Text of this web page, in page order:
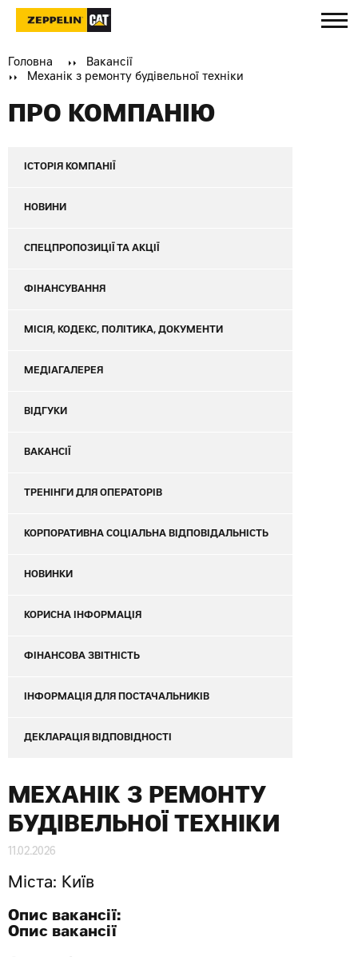
Головна
Вакансії
Механік з ремонту будівельної техніки
ПРО КОМПАНІЮ
ІСТОРІЯ КОМПАНІЇ
НОВИНИ
СПЕЦПРОПОЗИЦІЇ ТА АКЦІЇ
ФІНАНСУВАННЯ
МІСІЯ, КОДЕКС, ПОЛІТИКА, ДОКУМЕНТИ
МЕДІАГАЛЕРЕЯ
ВІДГУКИ
ВАКАНСІЇ
ТРЕНІНГИ ДЛЯ ОПЕРАТОРІВ
КОРПОРАТИВНА СОЦІАЛЬНА ВІДПОВІДАЛЬНІСТЬ
НОВИНКИ
КОРИСНА ІНФОРМАЦІЯ
ФІНАНСОВА ЗВІТНІСТЬ
ІНФОРМАЦІЯ ДЛЯ ПОСТАЧАЛЬНИКІВ
ДЕКЛАРАЦІЯ ВІДПОВІДНОСТІ
МЕХАНІК З РЕМОНТУ
БУДІВЕЛЬНОЇ ТЕХНІКИ
11.02.2026
Міста: Київ
Опис вакансії:
Опис вакансії